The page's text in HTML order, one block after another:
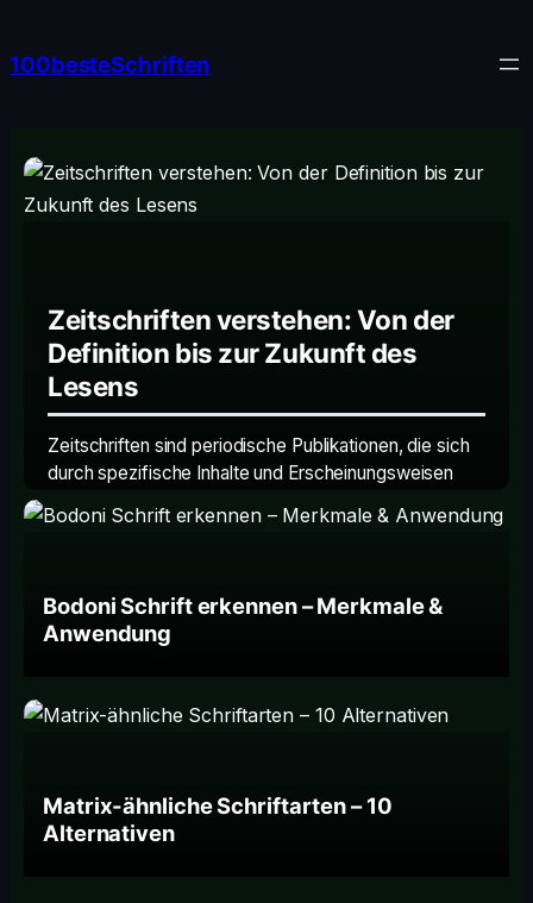
Inhalt
100besteSchriften
Zeitschriften verstehen: Von der
Definition bis zur Zukunft des
Lesens
Zeitschriften sind periodische Publikationen, die sich
durch spezifische Inhalte und Erscheinungsweisen
Bodoni Schrift erkennen – Merkmale &
Anwendung
Matrix-ähnliche Schriftarten – 10
Alternativen